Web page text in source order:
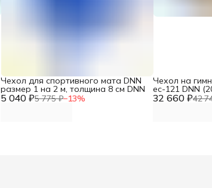
5 040 ₽5 775 ₽−13%
Чехол для спортивного мата DNN
размер 1 на 2 м, толщина 8 см DNN
32 660 ₽42
Чехол на
ес-121 DNN
630г/м2, низ